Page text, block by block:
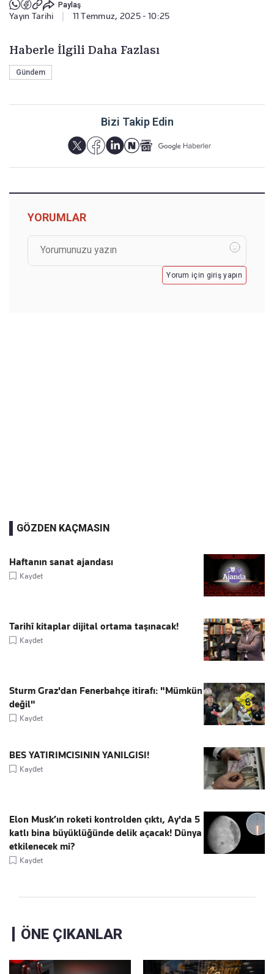
Paylaş
Yayın Tarihi 11 Temmuz, 2025 - 10:25
Haberle İlgili Daha Fazlası
Gündem
Bizi Takip Edin
YORUMLAR
Yorum için giriş yapın
GÖZDEN KAÇMASIN
Haftanın sanat ajandası
Kaydet
Tarihî kitaplar dijital ortama taşınacak!
Kaydet
Sturm Graz'dan Fenerbahçe itirafı: "Mümkün
değil"
Kaydet
BES YATIRIMCISININ YANILGISI!
Kaydet
Elon Musk’ın roketi kontrolden çıktı, Ay'da 5
katlı bina büyüklüğünde delik açacak! Dünya
etkilenecek mi?
Kaydet
ÖNE ÇIKANLAR